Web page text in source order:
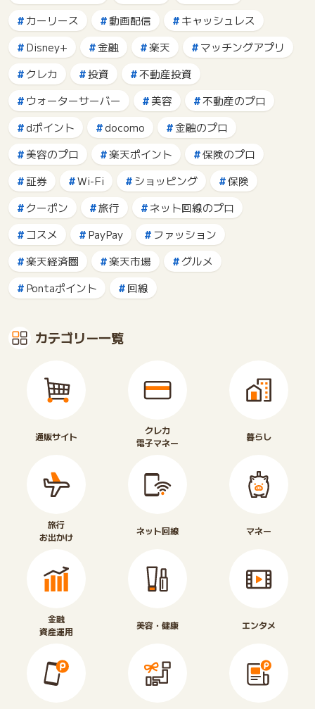
カーリース
動画配信
キャッシュレス
Disney+
金融 楽天
マッチングアプリ
クレカ
投資
不動産投資
ウォーターサーバー
美容
不動産のプロ
dポイント
docomo
金融のプロ
美容のプロ
楽天ポイント
保険のプロ
証券
Wi-Fi ショッピング
保険
クーポン
旅行
ネット回線のプロ
コスメ
PayPay
ファッション
楽天経済圏
楽天市場
グルメ
Pontaポイント
回線
カテゴリー一覧
通販サイト
クレカ
電子マネー
暮らし
旅行
お出かけ
ネット回線 マネー
金融
資産運用
美容・健康 エンタメ